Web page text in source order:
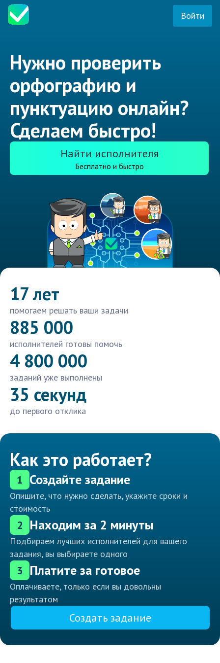
Войти
Нужно проверить
орфографию и
пунктуацию онлайн?
Сделаем быстро!
Найти исполнителя
Бесплатно и быстро
17 лет
помогаем решать ваши задачи
885 000
исполнителей готовы помочь
4 800 000
заданий уже выполнены
35 секунд
до первого отклика
Как это работает?
1 Создайте задание
Опишите, что нужно сделать, укажите сроки и
стоимость
2 Находим за 2 минуты
Подбираем лучших исполнителей для вашего
задания, вы выбираете одного
3 Платите за готовое
Оплачиваете, только если вы довольны
результатом
Создать задание